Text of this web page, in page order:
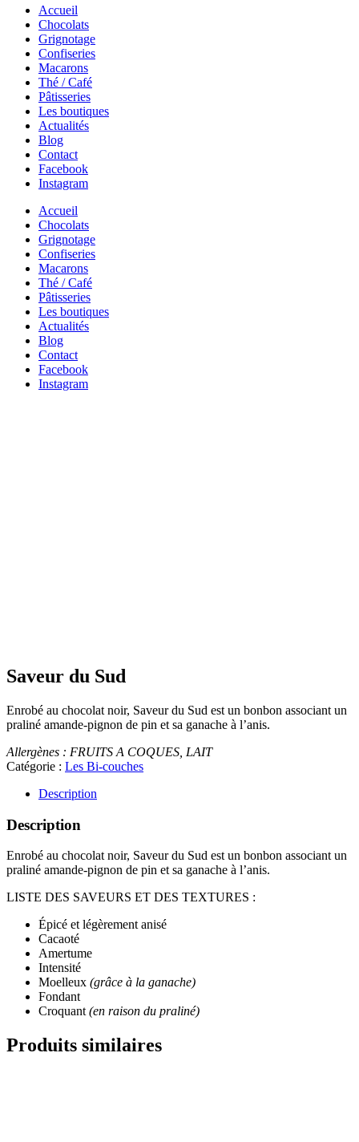
Accueil
Chocolats
Grignotage
Confiseries
Macarons
Thé / Café
Pâtisseries
Les boutiques
Actualités
Blog
Contact
Facebook
Instagram
Accueil
Chocolats
Grignotage
Confiseries
Macarons
Thé / Café
Pâtisseries
Les boutiques
Actualités
Blog
Contact
Facebook
Instagram
Saveur du Sud
Enrobé au chocolat noir, Saveur du Sud est un bonbon associant un
praliné amande-pignon de pin et sa ganache à l’anis.
Allergènes : FRUITS A COQUES, LAIT
Catégorie : Les Bi-couches
Description
Description
Enrobé au chocolat noir, Saveur du Sud est un bonbon associant un
praliné amande-pignon de pin et sa ganache à l’anis.
LISTE DES SAVEURS ET DES TEXTURES :
Épicé et légèrement anisé
Cacaoté
Amertume
Intensité
Moelleux (grâce à la ganache)
Fondant
Croquant (en raison du praliné)
Produits similaires